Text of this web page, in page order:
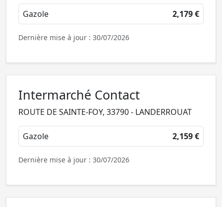
Gazole 2,179 €
Dernière mise à jour : 30/07/2026
Intermarché Contact
ROUTE DE SAINTE-FOY, 33790 - LANDERROUAT
Gazole 2,159 €
Dernière mise à jour : 30/07/2026